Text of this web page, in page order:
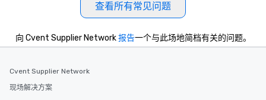
查看所有常见问题
向 Cvent Supplier Network报告一个与此场地简档有关的问题。
Cvent Supplier Network
现场解决方案